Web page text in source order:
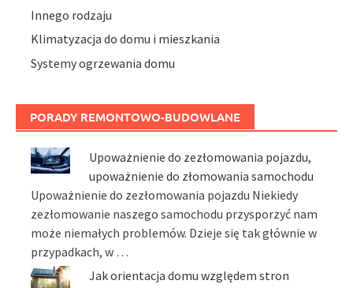
Innego rodzaju
Klimatyzacja do domu i mieszkania
Systemy ogrzewania domu
PORADY REMONTOWO-BUDOWLANE
Upoważnienie do zezłomowania pojazdu,
upoważnienie do złomowania samochodu
Upoważnienie do zezłomowania pojazdu Niekiedy
zezłomowanie naszego samochodu przysporzyć nam
może niemałych problemów. Dzieje się tak głównie w
przypadkach, w …
Jak orientacja domu względem stron